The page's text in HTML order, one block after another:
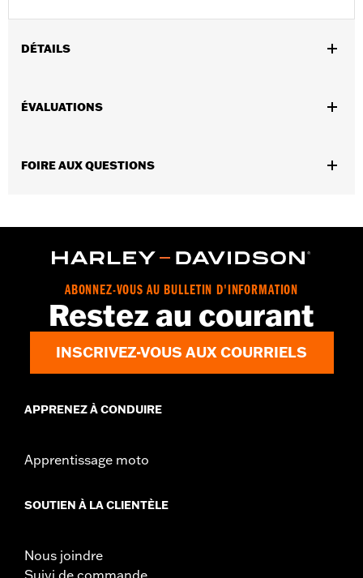
DÉTAILS
de sécurité Harley-Davidson®. Homologué pour utilisation en
Garantie limitée de 1 an – Accédez à
ÉVALUATIONS
FOIRE AUX QUESTIONS
ABONNEZ-VOUS AU BULLETIN D'INFORMATION
Restez au courant
INSCRIVEZ-VOUS AUX COURRIELS
APPRENEZ À CONDUIRE
Apprentissage moto
SOUTIEN À LA CLIENTÈLE
Nous joindre
Suivi de commande